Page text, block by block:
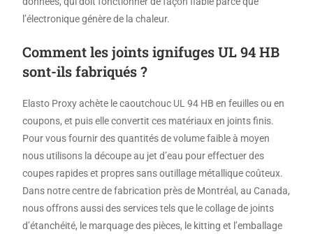
l’électronique génère de la chaleur.
Comment les joints ignifuges UL 94 HB
sont-ils fabriqués ?
Elasto Proxy achète le caoutchouc UL 94 HB en feuilles ou en
coupons, et puis elle convertit ces matériaux en joints finis.
Pour vous fournir des quantités de volume faible à moyen
nous utilisons la découpe au jet d’eau pour effectuer des
coupes rapides et propres sans outillage métallique coûteux.
Dans notre centre de fabrication près de Montréal, au Canada,
nous offrons aussi des services tels que le collage de joints
d’étanchéité, le marquage des pièces, le kitting et l’emballage